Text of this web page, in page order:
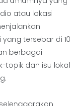
atau lokasi
yang tersebar di 10
berbagai
topik dan isu lokal